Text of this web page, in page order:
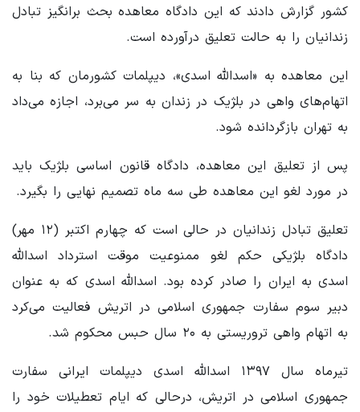
کشور گزارش دادند که این دادگاه معاهده بحث برانگیز تبادل
زندانیان را به حالت تعلیق درآورده است.
این معاهده به «اسدالله اسدی»، دیپلمات کشورمان که بنا به
اتهام‌های واهی در بلژیک در زندان به سر می‌برد، اجازه می‌داد
به تهران بازگردانده شود.
پس از تعلیق این معاهده، دادگاه قانون اساسی بلژیک باید
در مورد لغو این معاهده طی سه ماه تصمیم نهایی را بگیرد.
تعلیق تبادل زندانیان در حالی است که چهارم اکتبر (۱۲ مهر)
دادگاه بلژیکی حکم لغو ممنوعیت موقت استرداد اسدالله
اسدی به ایران را صادر کرده بود. اسدالله اسدی که به عنوان
دبیر سوم سفارت جمهوری اسلامی در اتریش فعالیت می‌کرد
به اتهام واهی تروریستی به ۲۰ سال حبس محکوم شد.
تیرماه سال ۱۳۹۷ اسدالله اسدی دیپلمات ایرانی سفارت
جمهوری اسلامی در اتریش، درحالی که ایام تعطیلات خود را